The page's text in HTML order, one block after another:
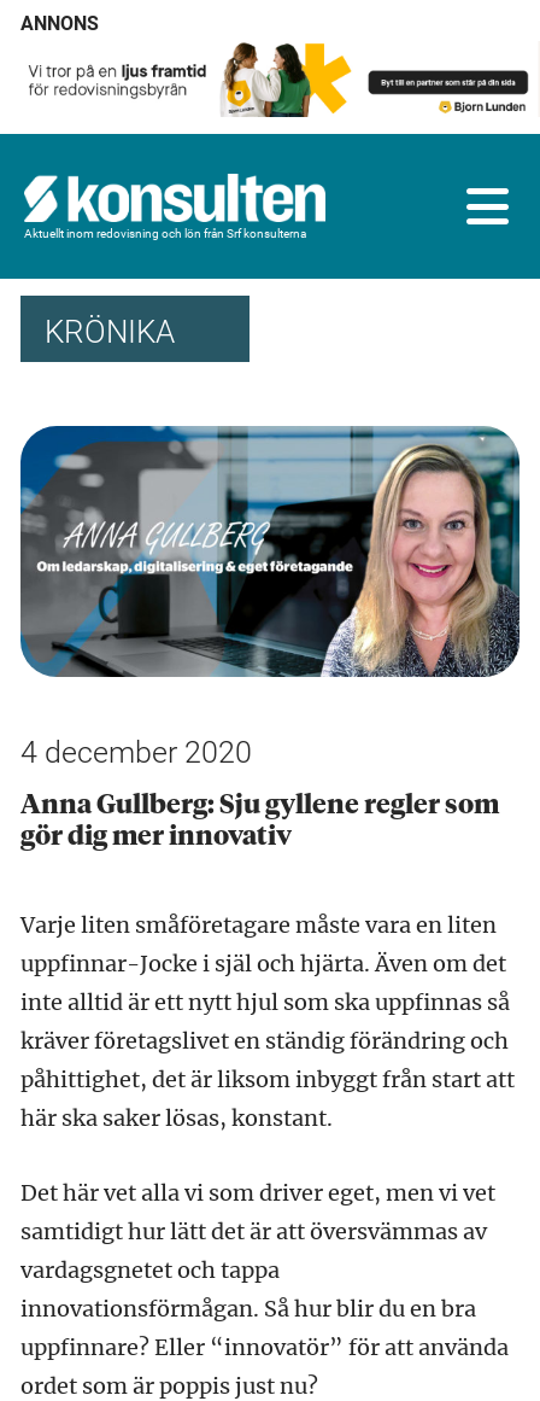
ANNONS
Aktuellt inom redovisning och lön från Srf konsulterna
KRÖNIKA
4 december 2020
Anna Gullberg: Sju gyllene regler som
gör dig mer innovativ
Varje liten småföretagare måste vara en liten
uppfinnar-Jocke i själ och hjärta. Även om det
inte alltid är ett nytt hjul som ska uppfinnas så
kräver företagslivet en ständig förändring och
påhittighet, det är liksom inbyggt från start att
här ska saker lösas, konstant.
Det här vet alla vi som driver eget, men vi vet
samtidigt hur lätt det är att översvämmas av
vardagsgnetet och tappa
innovationsförmågan. Så hur blir du en bra
uppfinnare? Eller “innovatör” för att använda
ordet som är poppis just nu?